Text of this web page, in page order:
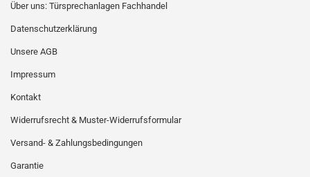
Über uns: Türsprechanlagen Fachhandel
Datenschutzerklärung
Unsere AGB
Impressum
Kontakt
Widerrufsrecht & Muster-Widerrufsformular
Versand- & Zahlungsbedingungen
Garantie